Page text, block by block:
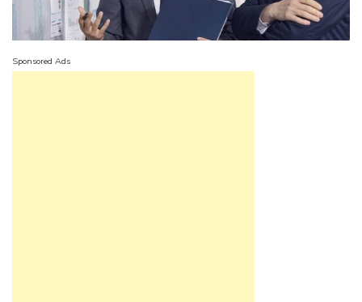
Sponsored Ads